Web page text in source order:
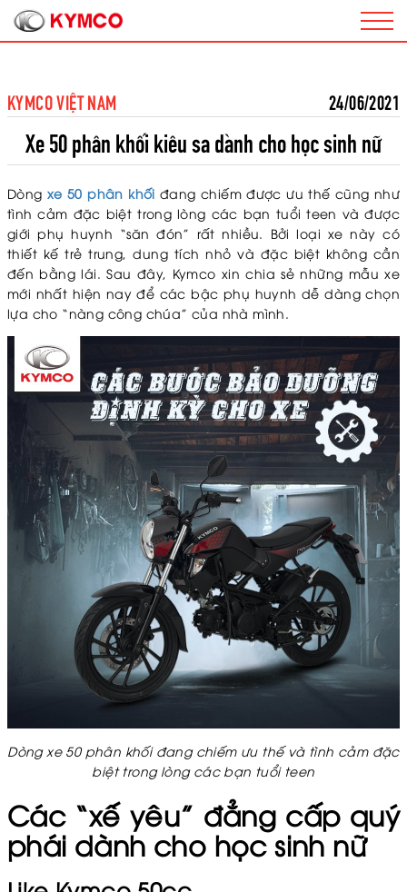
KYMCO VIỆT NAM 24/06/2021
Xe 50 phân khối kiêu sa dành cho học sinh nữ
Dòng xe 50 phân khối đang chiếm được ưu thế cũng như
tình cảm đặc biệt trong lòng các bạn tuổi teen và được
giới phụ huynh “săn đón” rất nhiều. Bởi loại xe này có
thiết kế trẻ trung, dung tích nhỏ và đặc biệt không cần
đến bằng lái. Sau đây, Kymco xin chia sẻ những mẫu xe
mới nhất hiện nay để các bậc phụ huynh dễ dàng chọn
lựa cho “nàng công chúa” của nhà mình.
Dòng xe 50 phân khối đang chiếm ưu thế và tình cảm đặc
biệt trong lòng các bạn tuổi teen
Các “xế yêu” đẳng cấp quý
phái dành cho học sinh nữ